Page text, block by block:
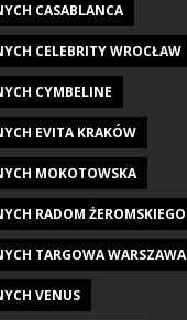
CASABLANCA
CELEBRITY WROCŁAW
CYMBELINE
EVITA KRAKÓW
MOKOTOWSKA
RADOM ŻEROMSKIEGO
TARGOWA WARSZAWA
VENUS